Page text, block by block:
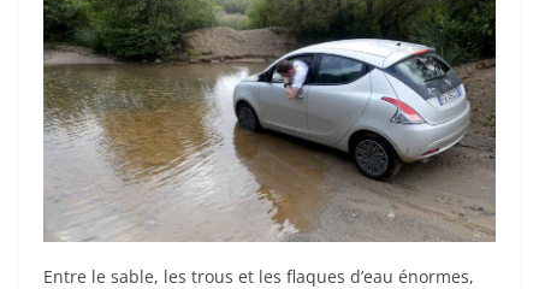
Entre le sable, les trous et les flaques d’eau énormes,